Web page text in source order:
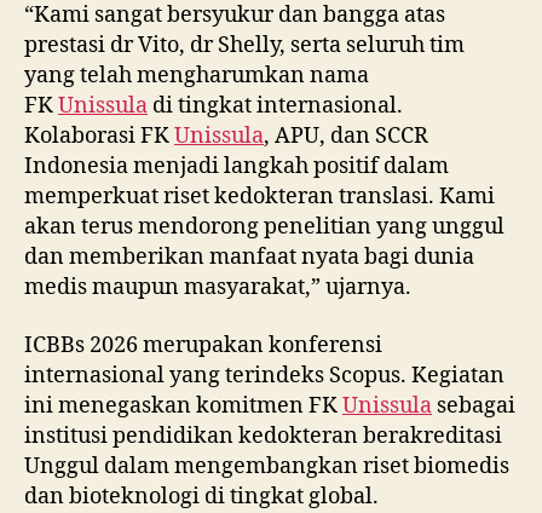
“Kami sangat bersyukur dan bangga atas
prestasi dr Vito, dr Shelly, serta seluruh tim
yang telah mengharumkan nama
FKUnissula di tingkat internasional.
Kolaborasi FKUnissula, APU, dan SCCR
Indonesia menjadi langkah positif dalam
memperkuat riset kedokteran translasi. Kami
akan terus mendorong penelitian yang unggul
dan memberikan manfaat nyata bagi dunia
medis maupun masyarakat,” ujarnya.
ICBBs 2026 merupakan konferensi
internasional yang terindeks Scopus. Kegiatan
ini menegaskan komitmen FKUnissula sebagai
institusi pendidikan kedokteran berakreditasi
Unggul dalam mengembangkan riset biomedis
dan bioteknologi di tingkat global.